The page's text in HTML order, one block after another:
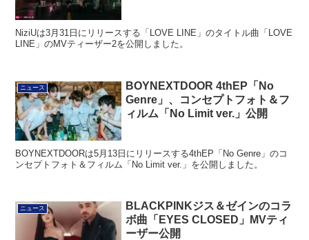
NiziUは3月31日にリリースする「LOVE LINE」のタイトル曲「LOVE
LINE」のMVティーザー2を公開しました。
ニュース
BOYNEXTDOOR 4thEP「No
Genre」、コンセプトフォト＆フ
ィルム「No Limit ver.」公開
BOYNEXTDOORは5月13日にリリースする4thEP「No Genre」のコ
ンセプトフォト＆フィルム「No Limit ver.」を公開しました。
ニュース
BLACKPINKジス＆ゼインのコラ
ボ曲「EYES CLOSED」MVティ
ーザー公開